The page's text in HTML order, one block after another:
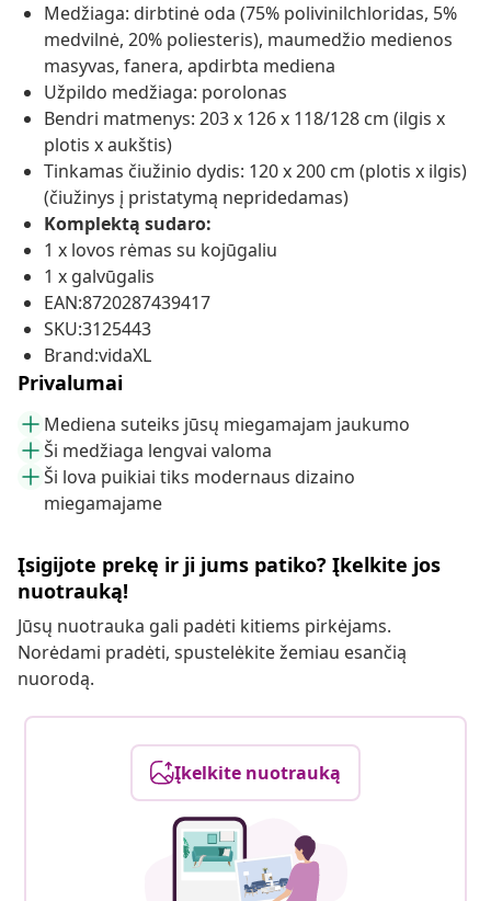
Medžiaga: dirbtinė oda (75% polivinilchloridas, 5%
medvilnė, 20% poliesteris), maumedžio medienos
masyvas, fanera, apdirbta mediena
Užpildo medžiaga: porolonas
Bendri matmenys: 203 x 126 x 118/128 cm (ilgis x
plotis x aukštis)
Tinkamas čiužinio dydis: 120 x 200 cm (plotis x ilgis)
(čiužinys į pristatymą nepridedamas)
Komplektą sudaro:
1 x lovos rėmas su kojūgaliu
1 x galvūgalis
EAN:8720287439417
SKU:3125443
Brand:vidaXL
Privalumai
Mediena suteiks jūsų miegamajam jaukumo
Ši medžiaga lengvai valoma
Ši lova puikiai tiks modernaus dizaino
miegamajame
Įsigijote prekę ir ji jums patiko? Įkelkite jos
nuotrauką!
Jūsų nuotrauka gali padėti kitiems pirkėjams.
Norėdami pradėti, spustelėkite žemiau esančią
nuorodą.
Įkelkite nuotrauką